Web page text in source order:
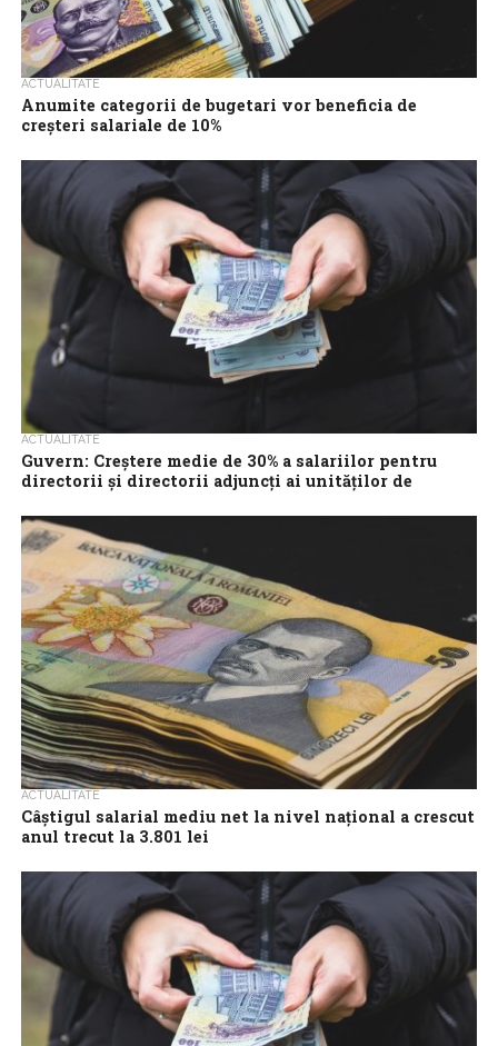
ACTUALITATE
Anumite categorii de bugetari vor beneficia de
creşteri salariale de 10%
de 10% raportate la nivelul lunii decembrie 2023, în două tranşe,
respectiv pentru...
ACTUALITATE
Guvern: Creştere medie de 30% a salariilor pentru
directorii şi directorii adjuncţi ai unităţilor de
Guvernul a aprobat în şedinţa de joi o hotărâre prin care sunt
stabilite salariile de bază pentru funcţiile de conducere din
ACTUALITATE
Câştigul salarial mediu net la nivel naţional a crescut
anul trecut la 3.801 lei
naţionale în anul 2022 a fost 6.126 lei, cu 10,7% (+591 lei) mai...